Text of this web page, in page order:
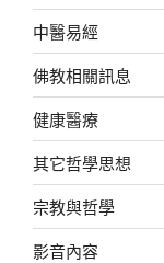
中醫易經
佛教相關訊息
健康醫療
其它哲學思想
宗教與哲學
影音內容